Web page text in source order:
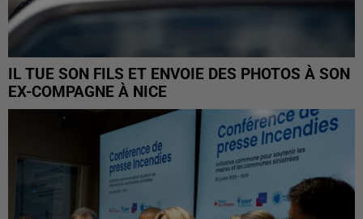
IL TUE SON FILS ET ENVOIE DES PHOTOS À SON
EX-COMPAGNE À NICE